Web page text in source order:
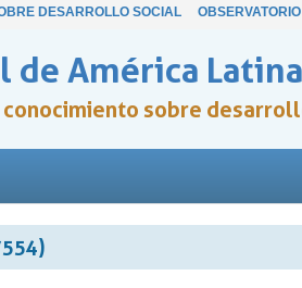
DESARROLLO SOCIAL
de América
sobre